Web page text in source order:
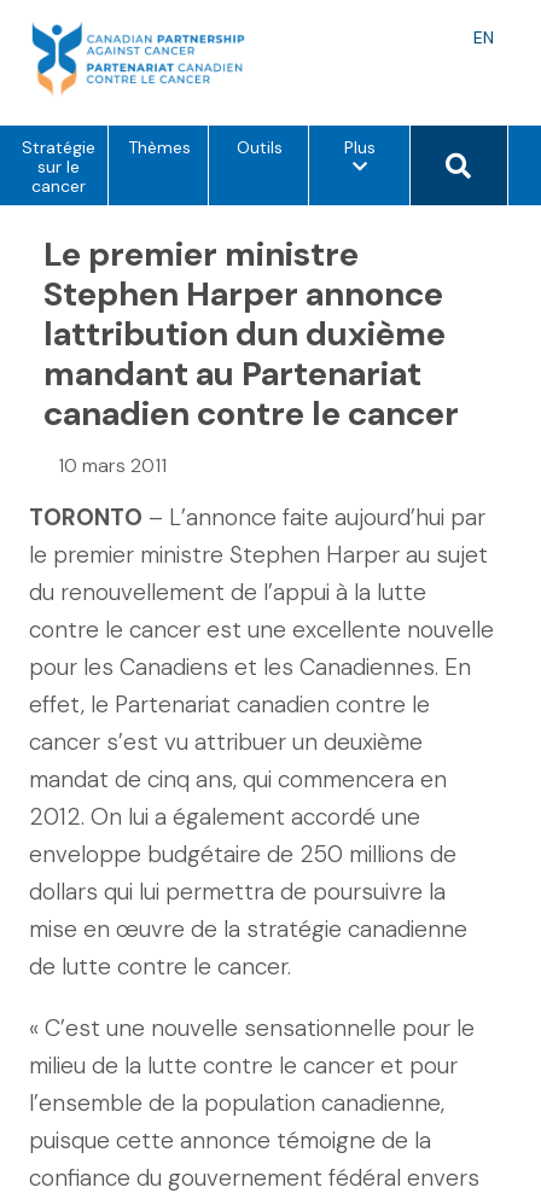
content
EN
Stratégie
sur le
cancer
Thèmes Outils Pluso
i
e
m
e
n
u
Search
Le premier ministre
Stephen Harper annonce
lattribution dun duxième
mandant au Partenariat
canadien contre le cancer
10 mars 2011
TORONTO – L’annonce faite aujourd’hui par
le premier ministre Stephen Harper au sujet
du renouvellement de l’appui à la lutte
contre le cancer est une excellente nouvelle
pour les Canadiens et les Canadiennes. En
effet, le Partenariat canadien contre le
cancer s’est vu attribuer un deuxième
mandat de cinq ans, qui commencera en
2012. On lui a également accordé une
enveloppe budgétaire de 250 millions de
dollars qui lui permettra de poursuivre la
mise en œuvre de la stratégie canadienne
de lutte contre le cancer.
« C’est une nouvelle sensationnelle pour le
milieu de la lutte contre le cancer et pour
l’ensemble de la population canadienne,
puisque cette annonce témoigne de la
confiance du gouvernement fédéral envers